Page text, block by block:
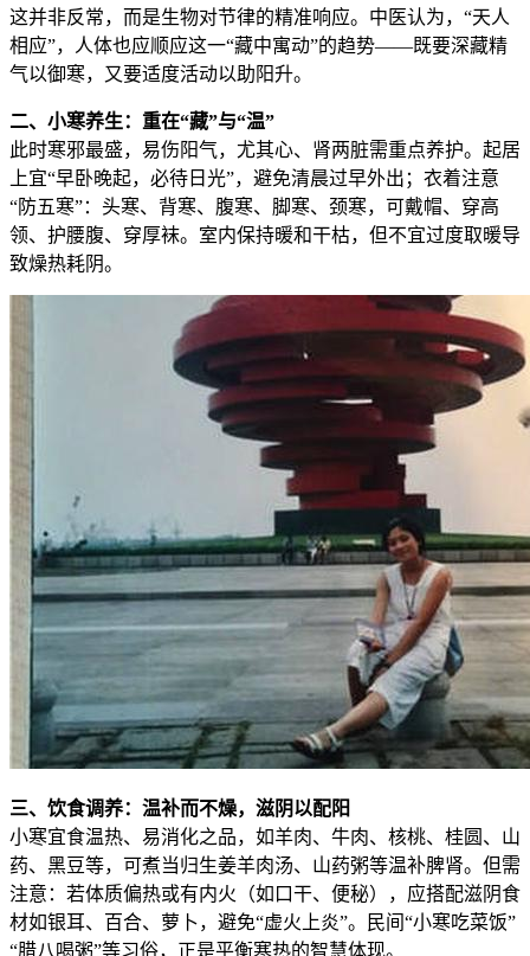
这并非反常，而是生物对节律的精准响应。中医认为，“天人
相应”，人体也应顺应这一“藏中寓动”的趋势——既要深藏精
气以御寒，又要适度活动以助阳升。
二、小寒养生：重在“藏”与“温”
此时寒邪最盛，易伤阳气，尤其心、肾两脏需重点养护。起居
上宜“早卧晚起，必待日光”，避免清晨过早外出；衣着注意
“防五寒”：头寒、背寒、腹寒、脚寒、颈寒，可戴帽、穿高
领、护腰腹、穿厚袜。室内保持暖和干枯，但不宜过度取暖导
致燥热耗阴。
三、饮食调养：温补而不燥，滋阴以配阳
小寒宜食温热、易消化之品，如羊肉、牛肉、核桃、桂圆、山
药、黑豆等，可煮当归生姜羊肉汤、山药粥等温补脾肾。但需
注意：若体质偏热或有内火（如口干、便秘），应搭配滋阴食
材如银耳、百合、萝卜，避免“虚火上炎”。民间“小寒吃菜饭”
“腊八喝粥”等习俗，正是平衡寒热的智慧体现。